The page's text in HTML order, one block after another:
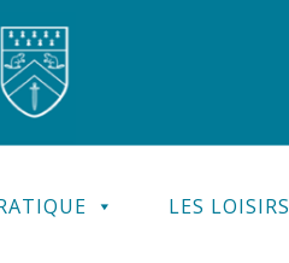
LES LOISIRS